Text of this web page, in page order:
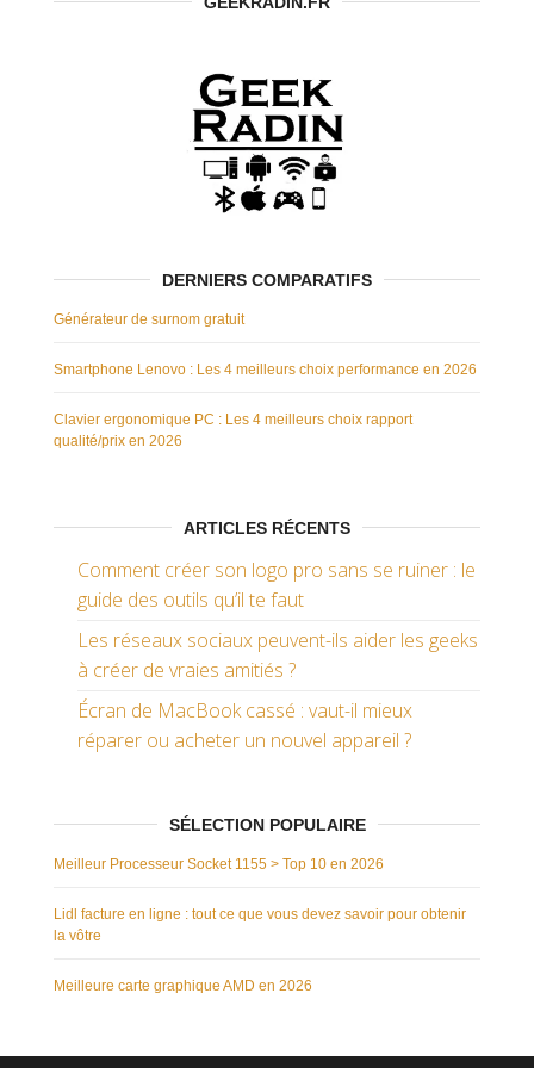
DERNIERS COMPARATIFS
Générateur de surnom gratuit
Smartphone Lenovo : Les 4 meilleurs choix performance en 2026
Clavier ergonomique PC : Les 4 meilleurs choix rapport
qualité/prix en 2026
ARTICLES RÉCENTS
Comment créer son logo pro sans se ruiner : le
guide des outils qu’il te faut
Les réseaux sociaux peuvent-ils aider les geeks
à créer de vraies amitiés ?
Écran de MacBook cassé : vaut-il mieux
réparer ou acheter un nouvel appareil ?
SÉLECTION POPULAIRE
Meilleur Processeur Socket 1155 > Top 10 en 2026
Lidl facture en ligne : tout ce que vous devez savoir pour obtenir
la vôtre
Meilleure carte graphique AMD en 2026